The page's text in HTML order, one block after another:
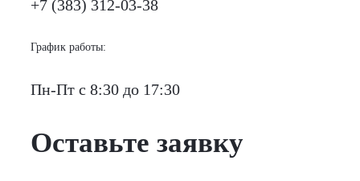
+7 (383) 312-03-38
График работы:
Пн-Пт с 8:30 до 17:30
Оставьте заявку